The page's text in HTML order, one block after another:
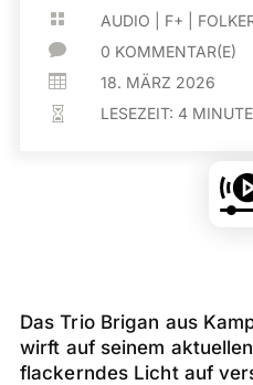
 AUDIO F+
 0 KOMMENTAR(E)
 18. MÄRZ 2026
 LESEZEIT: 4
Das Trio Brigan aus
wirft auf seinem
flackerndes Licht auf